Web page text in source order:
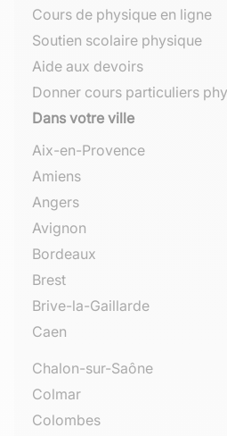
Cours de physique en ligne
Soutien scolaire physique
Aide aux devoirs
Donner cours particuliers
Dans votre ville
Aix-en-Provence
Amiens
Angers
Avignon
Bordeaux
Brest
Brive-la-Gaillarde
Caen
Chalon-sur-Saône
Colmar
Colombes